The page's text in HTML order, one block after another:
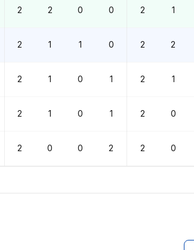
2 2 0 0 2 1
2 1 1 0 2 2
2 1 0 1 2 1
2 1 0 1 2 0
2 0 0 2 2 0